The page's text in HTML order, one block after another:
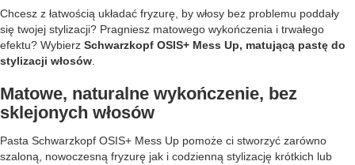
Chcesz z łatwością układać fryzurę, by włosy bez problemu poddały
się twojej stylizacji? Pragniesz matowego wykończenia i trwałego
efektu? Wybierz Schwarzkopf OSIS+ Mess Up, matującą pastę do
stylizacji włosów
Matowe, naturalne wykończenie, bez
sklejonych włosów
Pasta Schwarzkopf OSIS+ Mess Up pomoże ci stworzyć zarówno
szaloną, nowoczesną fryzurę jak i codzienną stylizację krótkich lub